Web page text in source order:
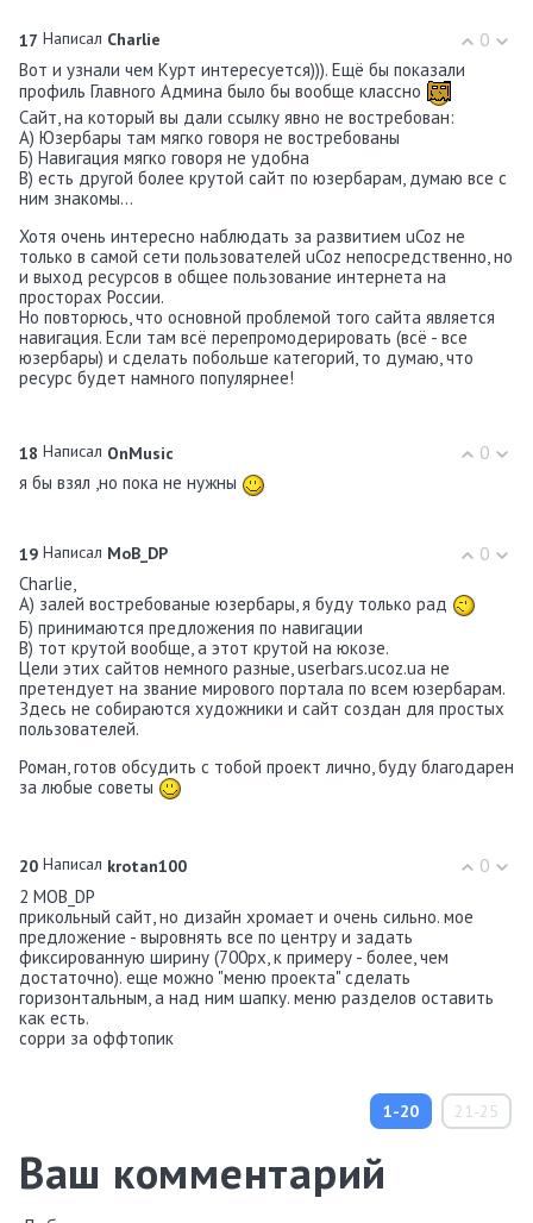
0
17 Написал Charlie
Вот и узнали чем Курт интересуется))). Ещё бы показали
профиль Главного Админа было бы вообще классно
Сайт, на который вы дали ссылку явно не востребован:
А) Юзербары там мягко говоря не востребованы
Б) Навигация мягко говоря не удобна
В) есть другой более крутой сайт по юзербарам, думаю все с
ним знакомы...
Хотя очень интересно наблюдать за развитием uCoz не
только в самой сети пользователей uCoz непосредственно, но
и выход ресурсов в общее пользование интернета на
просторах России.
Но повторюсь, что основной проблемой того сайта является
навигация. Если там всё перепромодерировать (всё - все
юзербары) и сделать побольше категорий, то думаю, что
ресурс будет намного популярнее!
0
18 Написал OnMusic
я бы взял ,но пока не нужны
0
19 Написал MoB_DP
Charlie,
А) залей востребованые юзербары, я буду только рад
Б) принимаются предложения по навигации
В) тот крутой вообще, а этот крутой на юкозе.
Цели этих сайтов немного разные, userbars.ucoz.ua не
претендует на звание мирового портала по всем юзербарам.
Здесь не собираются художники и сайт создан для простых
пользователей.
Роман, готов обсудить с тобой проект лично, буду благодарен
за любые советы
0
20 Написал krotan100
2 MOB_DP
прикольный сайт, но дизайн хромает и очень сильно. мое
предложение - выровнять все по центру и задать
фиксированную ширину (700px, к примеру - более, чем
достаточно). еще можно "меню проекта" сделать
горизонтальным, а над ним шапку. меню разделов оставить
как есть.
сорри за оффтопик
1-20 21-25
Ваш комментарий